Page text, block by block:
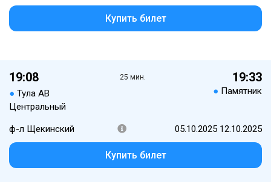
Купить билет
19:08
● Тула АВ
Центральный
25 мин. 19:33
● Памятник
ф-л Щекинский 05.10.2025 12.10.2025
Купить билет